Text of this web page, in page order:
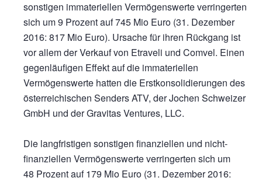
sonstigen immateriellen Vermögenswerte verringerten
sich um 9 Prozent auf745 Mio Euro (31. Dezember
2016: 817 Mio Euro). Ursache für ihren Rückgang ist
vor allem der Verkauf von Etraveli und Comvel. Einen
gegenläufigen Effekt auf die immateriellen
Vermögenswerte hatten die Erstkonsolidierungen des
österreichischen Senders ATV, der Jochen Schweizer
GmbH und der Gravitas Ventures, LLC.
Die langfristigen sonstigen finanziellen und nicht-
finanziellen Vermögenswerte verringerten sich um
48 Prozent auf179 Mio Euro (31. Dezember 2016: